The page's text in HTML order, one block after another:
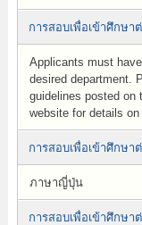
การสอบเพื่อเข้าศึกษ
Applicants must
desired department.
guidelines posted on
website for details
การสอบเพื่อเข้าศึกษ
ภาษาญี่ปุ่น
การสอบเพื่อเข้าศึกษา